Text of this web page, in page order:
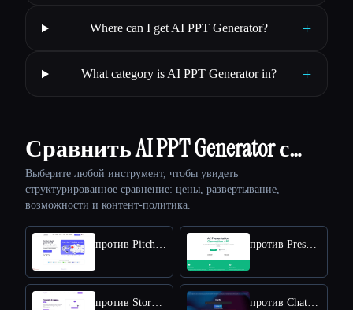
Where can I get AI PPT Generator? +
What category is AI PPT Generator in? +
Сравнить AI PPT Generator с…
Выберите любой инструмент, чтобы увидеть
структурированное сравнение: цены, развертывание,
возможности и контент-политика.
против PitchBob io против Presentation API
против Storydoc против ChatBA